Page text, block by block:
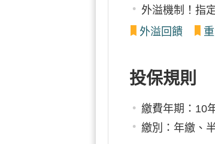
外溢機制！指
外溢回饋
投保規則
繳費年期：10
繳別：年繳、